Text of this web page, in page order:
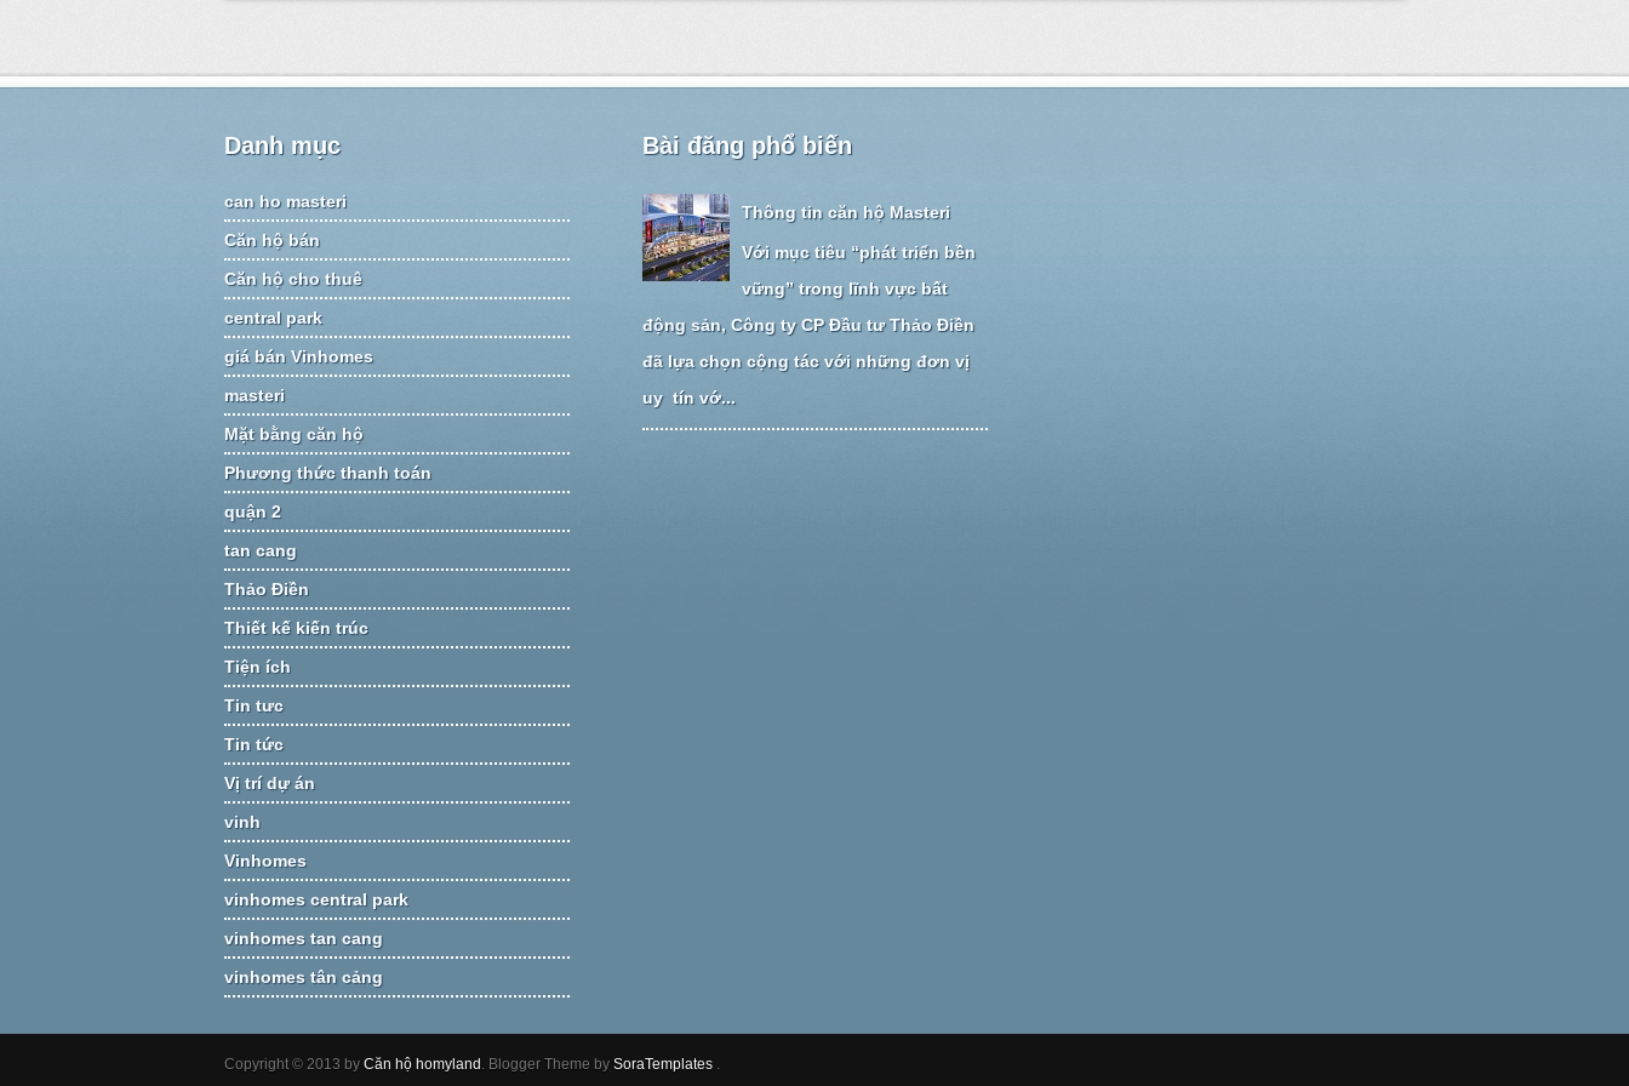
Danh mục
can ho masteri
Căn hộ bán
Căn hộ cho thuê
central park
giá bán Vinhomes
masteri
Mặt bằng căn hộ
Phương thức thanh toán
quận 2
tan cang
Thảo Điền
Thiết kế kiến trúc
Tiện ích
Tin tưc
Tin tức
Vị trí dự án
vinh
Vinhomes
vinhomes central park
vinhomes tan cang
vinhomes tân cảng
Bài đăng phổ biến
Thông tin căn hộ Masteri
Với mục tiêu “phát triển bền
vững” trong lĩnh vực bất
động sản, Công ty CP Đầu tư Thảo Điền
đã lựa chọn cộng tác với những đơn vị
uy tín vớ...
Copyright © 2013 by Căn hộ homyland . Blogger Theme by SoraTemplates.